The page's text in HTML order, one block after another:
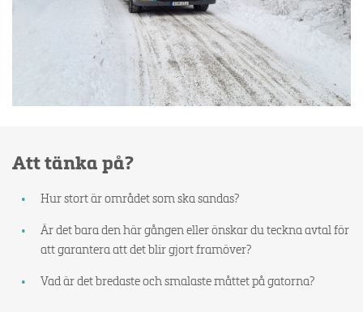
Att tänka på?
Hur stort är området som ska sandas?
Är det bara den här gången eller önskar du teckna avtal för
att garantera att det blir gjort framöver?
Vad är det bredaste och smalaste måttet på gatorna?